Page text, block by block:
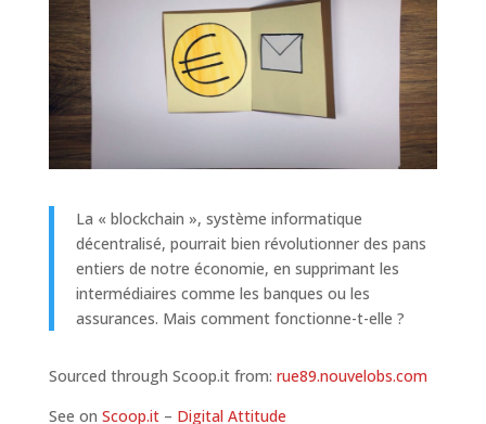
La « blockchain », système informatique
décentralisé, pourrait bien révolutionner des pans
entiers de notre économie, en supprimant les
intermédiaires comme les banques ou les
assurances. Mais comment fonctionne-t-elle ?
Sourced through Scoop.it from: rue89.nouvelobs.com
See on Scoop.it– Digital Attitude